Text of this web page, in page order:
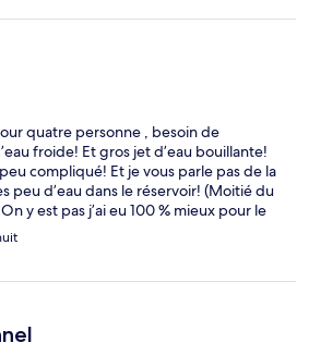
quatre personne , besoin de
froide! Et gros jet d’eau bouillante!
compliqué! Et je vous parle pas de la
peu d’eau dans le réservoir! (Moitié du
y est pas j’ai eu 100 % mieux pour le